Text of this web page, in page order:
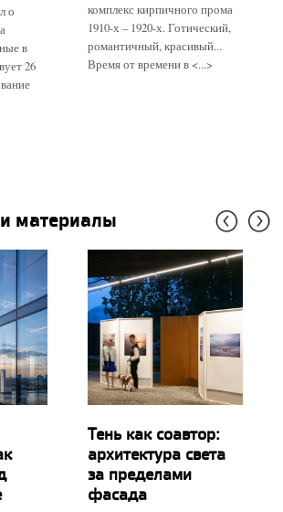
о
в
26
комплекс кирпичного прома
1910-х – 1920-х. Готический,
романтичный, красивый...
Время от времени в <...>
и материалы
Тень как соавтор:
архитектура света
за пределами
фасада